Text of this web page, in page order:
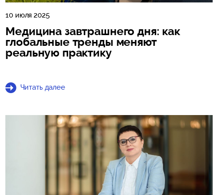
10 июля 2025
Медицина завтрашнего дня: как
глобальные тренды меняют
реальную практику
Читать далее